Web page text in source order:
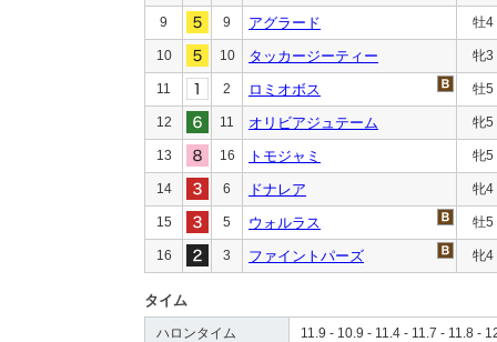
9 9 アグラード 牡4
10 10 タッカージーティー 牝3
11 2 ロミオボス 牡5
12 11 オリビアジュテーム 牝5
13 16 トモジャミ 牝5
14 6 ドナレア 牝4
15 5 ウォルラス 牡5
16 3 ファイントパーズ 牝4
タイム
ハロンタイム 11.9 - 10.9 - 11.4 - 11.7 - 11.8 -